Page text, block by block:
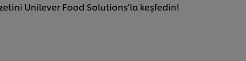
Unilever Food Solutions'la keşfedin!